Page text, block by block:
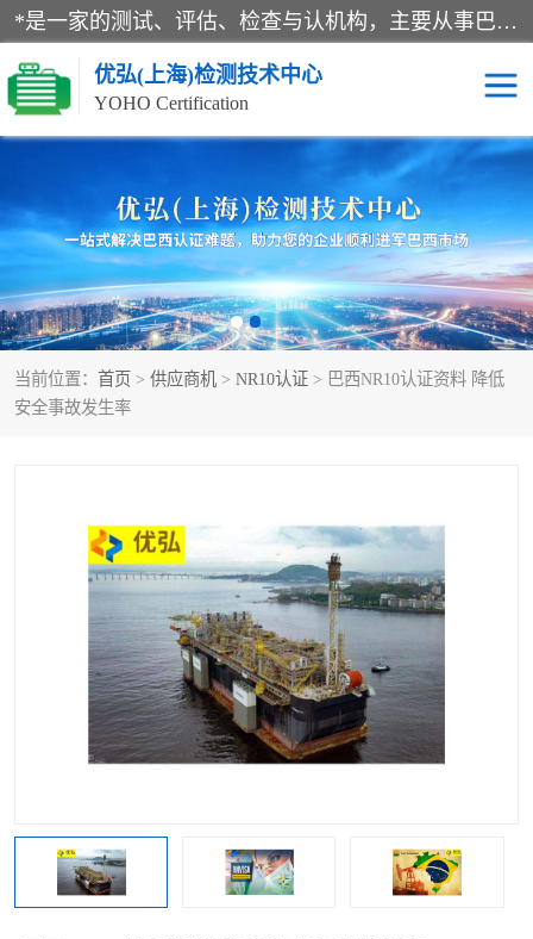
*是一家的测试、评估、检查与认机构，主要从事巴西NR10认证、NR12认证、NR13认证；ANATEL认证、INMTRO认证，欧盟CE认证：MD认证，PED认证，MID认证，ATEX认证，德国蓝色天使认证。
优弘(上海)检测技术中心
YOHO Certification
当前位置： 首页 > 供应商机 > NR10认证 > 巴西NR10认证资料 降低
安全事故发生率
RECYCLASS认证 NR10认证
NR12认证 NR13认证
ART认证 巴西NR认证
巴西认证 RETIE认证